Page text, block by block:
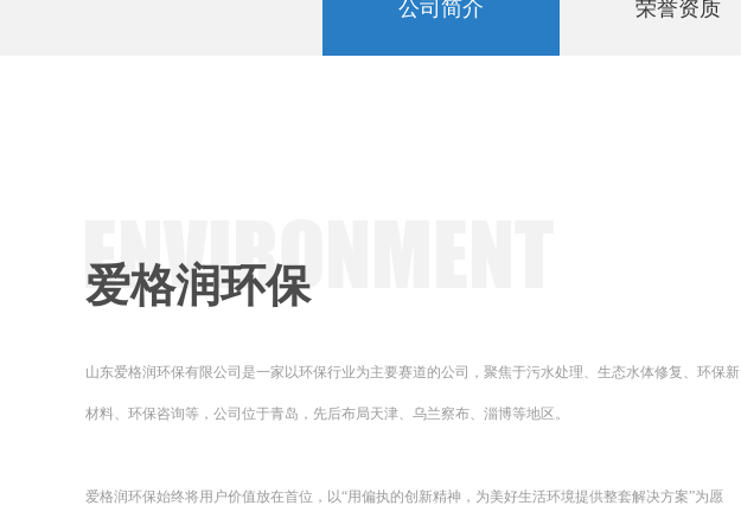
公司简介 荣誉资质
爱格润环保
山东爱格润环保有限公司是一家以环保行业为主要赛道的公司，聚焦于污水处理、生态水体修复、环保新
材料、环保咨询等，公司位于青岛，先后布局天津、乌兰察布、淄博等地区。
爱格润环保始终将用户价值放在首位，以“用偏执的创新精神，为美好生活环境提供整套解决方案”为愿